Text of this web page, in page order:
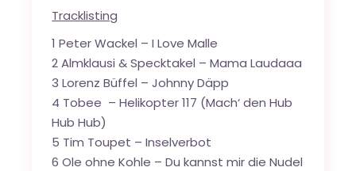
Tracklisting
1 Peter Wackel – I Love Malle
2 Almklausi & Specktakel – Mama Laudaaa
3 Lorenz Büffel – Johnny Däpp
4 Tobee – Helikopter 117 (Mach‘ den Hub
Hub Hub)
5 Tim Toupet – Inselverbot
6 Ole ohne Kohle – Du kannst mir die Nudel